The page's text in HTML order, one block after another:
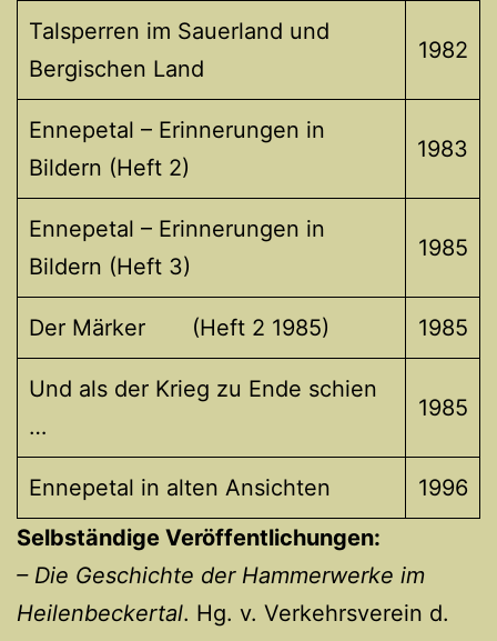
Talsperren im Sauerland und
Bergischen Land
1982
Ennepetal – Erinnerungen in
Bildern (Heft 2)
1983
Ennepetal – Erinnerungen in
Bildern (Heft 3)
1985
Der Märker (Heft 2 1985) 1985
Und als der Krieg zu Ende schien
…
1985
Ennepetal in alten Ansichten
1996
Selbständige Veröffentlichungen:
– Die Geschichte der Hammerwerke im
Heilenbeckertal. Hg. v. Verkehrsverein d.